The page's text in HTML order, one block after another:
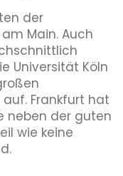
der
Main. Auch
Universität Köln
Frankfurt hat
neben der guten
wie keine